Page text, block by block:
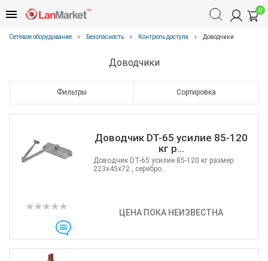
0
Сетевое оборудование Безопасность Контроль доступа Доводчики
Доводчики
Фильтры Сортировка
Доводчик DT-65 усилие 85-120
кг р...
ЦЕНА ПОКА НЕИЗВЕСТНА
Доводчик DT-65 усилие 85-120 кг размер
223x45x72 , серебро...